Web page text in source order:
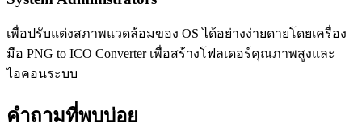
เพื่อปรับแต่งสภาพแวดล้อมของ OS ได้อย่างง่ายดายโดยเครื่อง
มือ PNG to ICO Converter เพื่อสร้างโฟลเดอร์คุณภาพสูงและ
ไอคอนระบบ
คำถามที่พบบ่อย